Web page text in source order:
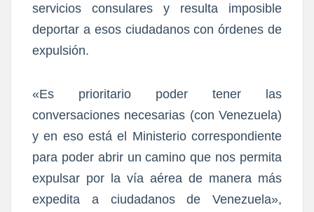
servicios consulares y resulta imposible
deportar a esos ciudadanos con órdenes de
expulsión.
«Es prioritario poder tener las
conversaciones necesarias (con Venezuela)
y en eso está el Ministerio correspondiente
para poder abrir un camino que nos permita
expulsar por la vía aérea de manera más
expedita a ciudadanos de Venezuela»,